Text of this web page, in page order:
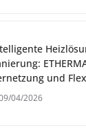
und
04/2026